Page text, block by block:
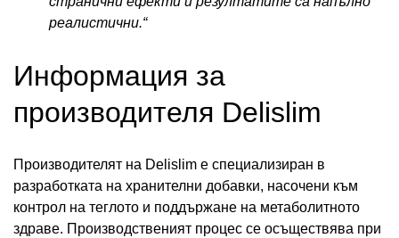
реалистични.“
Информация за
производителя Delislim
Производителят на Delislim е специализиран в
разработката на хранителни добавки, насочени към
контрол на теглото и поддържане на метаболитното
здраве. Производственият процес се осъществява при